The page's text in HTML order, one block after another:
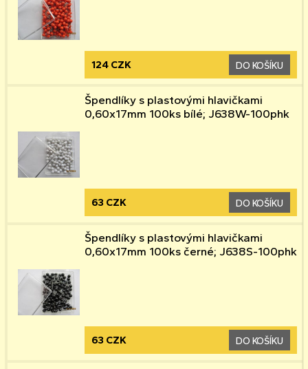
124 CZK DO KOŠÍKU
Špendlíky s plastovými hlavičkami
0,60x17mm 100ks bílé; J638W-100phk
63 CZK DO KOŠÍKU
Špendlíky s plastovými hlavičkami
0,60x17mm 100ks černé; J638S-100phk
63 CZK DO KOŠÍKU